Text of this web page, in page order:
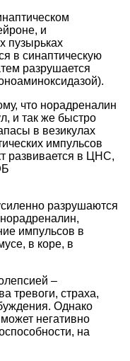
и
пузырьках
в синаптическую
разрушается
что норадреналин
и так же быстро
в везикулах
импульсов
развивается в ЦНС,
разрушаются
импульсов в
в коре, в
–
тревоги, страха,
Однако
негативно
на